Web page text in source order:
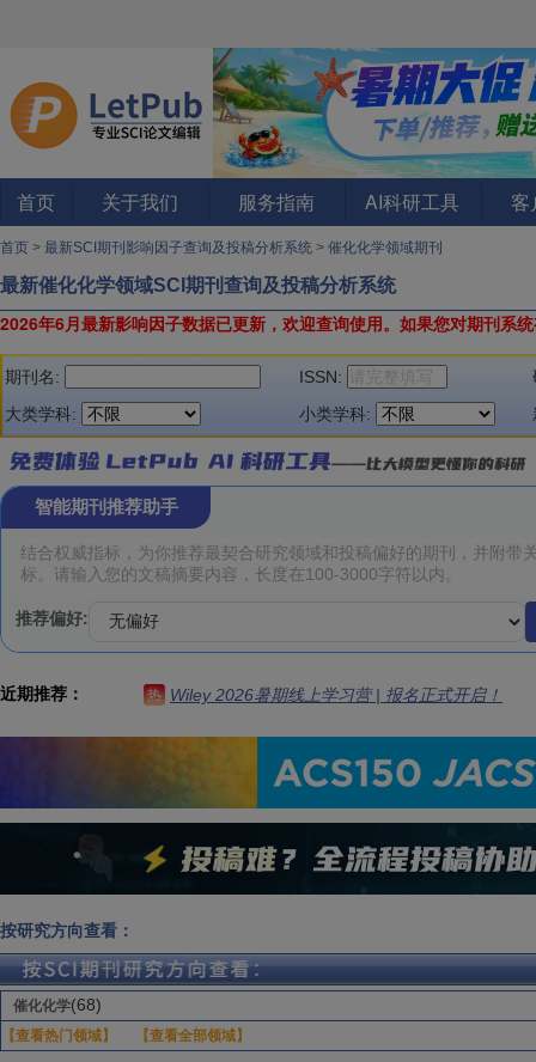
首页 关于我们 服务指南 AI科研工具 客
首页 > 最新SCI期刊影响因子查询及投稿分析系统 > 催化化学领域期刊
最新催化化学领域SCI期刊查询及投稿分析系统
2026年6月最新影响因子数据已更新，欢迎查询使用。 如果您对期刊系
期刊名: ISSN:
大类学科:
小类学科:
智能期刊推荐助手
推荐偏好:
近期推荐： 热 Wiley 2026暑期线上学习营 | 报名正式开启！
按研究方向查看：
催化化学(68)
【查看热门领域】 【查看全部领域】